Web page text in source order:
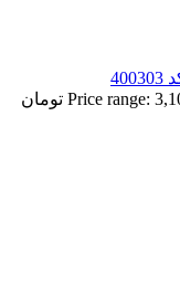
Price range: 3,100,000 تومان